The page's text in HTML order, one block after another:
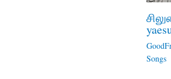
Songs